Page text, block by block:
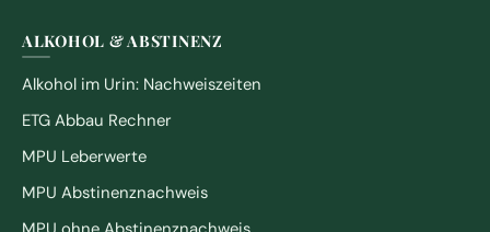
ALKOHOL & ABSTINENZ
Alkohol im Urin: Nachweiszeiten
ETG Abbau Rechner
MPU Leberwerte
MPU Abstinenznachweis